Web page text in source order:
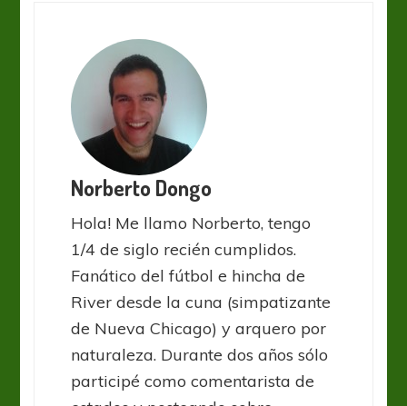
Norberto Dongo
Hola! Me llamo Norberto, tengo
1/4 de siglo recién cumplidos.
Fanático del fútbol e hincha de
River desde la cuna (simpatizante
de Nueva Chicago) y arquero por
naturaleza. Durante dos años sólo
participé como comentarista de